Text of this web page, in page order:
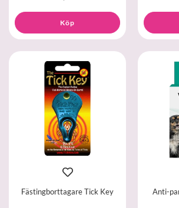
Köp
Fästingborttagare Tick Key
Anti-